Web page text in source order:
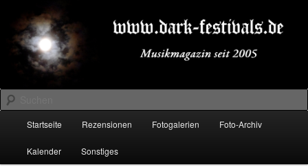
primären
Inhalt
springen
sekundären
Inhalt
springenDARK-FESTIVALS.DE
Suchen
Startseite Rezensionen Fotogalerien Foto-Archiv
Kalender Sonstiges